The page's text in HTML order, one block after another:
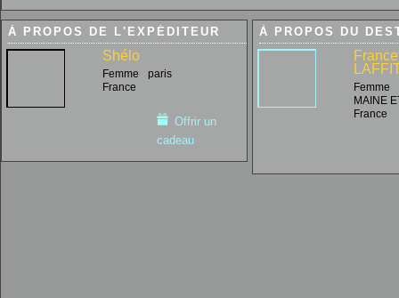
À PROPOS DE L'EXPÉDITEUR
Shélo
Femme
paris
France
Offrir un
cadeau
À PROPOS DU
Femme
MAINE
France